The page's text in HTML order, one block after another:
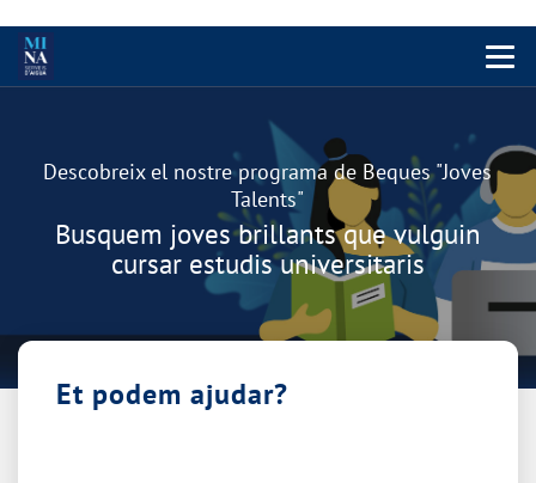
Menu
Descobreix el nostre programa de Beques "Joves
Talents"
Busquem joves brillants que vulguin
cursar estudis universitaris
Et podem ajudar?